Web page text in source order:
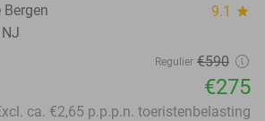
Bergen 9.1 star
Regulier €590
€275
ca. €2,65 p.p.p.n. toeristenbelasting